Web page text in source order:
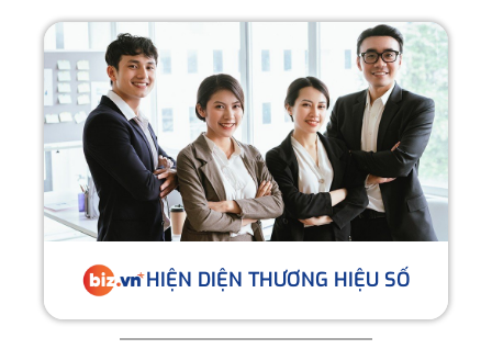
HIỆN DIỆN THƯƠNG HIỆU SỐ